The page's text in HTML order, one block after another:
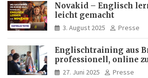
Novakid – Englisch
leicht gemacht
3. August 2025 Presse
Englischtraining aus
professionell, online
27. Juni 2025 Presse